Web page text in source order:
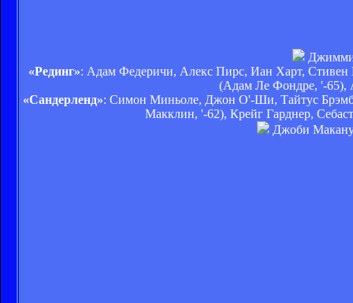
Джимми
«Рединг»: Адам Федеричи, Алекс Пирс, Иан Харт,
(Адам Ле Фондре, '-65),
«Сандерленд»: Симон Миньоле, Джон О'-Ши, Тайтус
Макклин, '-62), Крейг Гарднер,
Джоби